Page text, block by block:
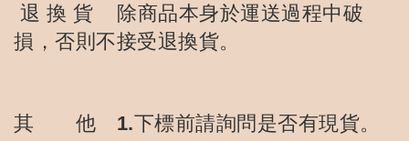
退 換 貨 除商品本身於運送過程中破
損，否則不接受退換貨。
其 他 1.下標前請詢問是否有現貨。